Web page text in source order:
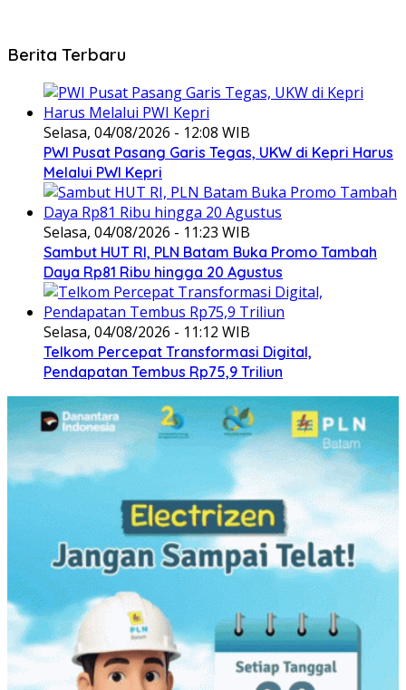
Berita Terbaru
Selasa, 04/08/2026 - 12:08 WIB
PWI Pusat Pasang Garis Tegas, UKW di Kepri Harus
Melalui PWI Kepri
Selasa, 04/08/2026 - 11:23 WIB
Sambut HUT RI, PLN Batam Buka Promo Tambah
Daya Rp81 Ribu hingga 20 Agustus
Selasa, 04/08/2026 - 11:12 WIB
Telkom Percepat Transformasi Digital,
Pendapatan Tembus Rp75,9 Triliun